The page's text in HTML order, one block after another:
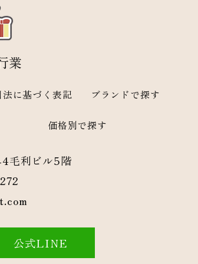
業
に基づく表記 ブランドで探す
価格別で探す
毛利ビル5階
公式LINE